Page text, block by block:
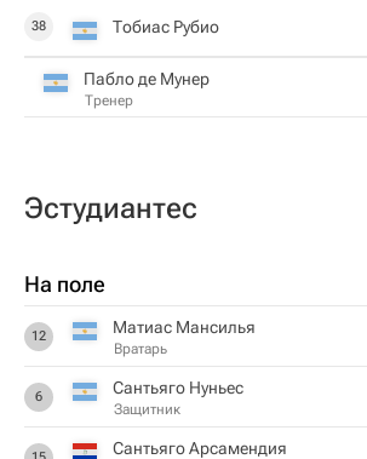
38 Тобиас Рубио
Пабло де Мунер
Тренер
Эстудиантес
На поле
12 Матиас Мансилья
Вратарь
6 Сантьяго Нуньес
Защитник
Сантьяго Арсамендия